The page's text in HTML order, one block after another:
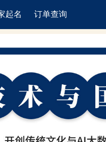
起名 订单查询